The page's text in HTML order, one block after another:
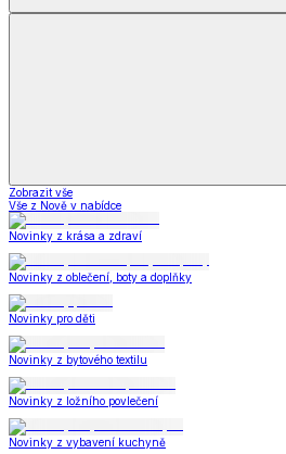
Zobrazit vše
Vše z Nově v nabídce
Novinky z krása a zdraví
Novinky z oblečení, boty a doplňky
Novinky pro děti
Novinky z bytového textilu
Novinky z ložního povlečení
Novinky z vybavení kuchyně